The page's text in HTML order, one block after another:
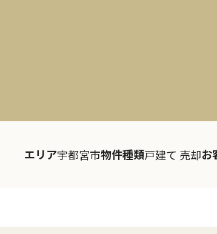
エリア宇都宮市物件種類戸建て 売却お